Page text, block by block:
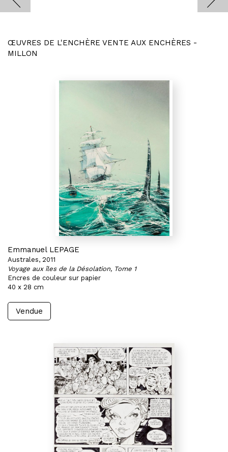
ŒUVRES DE L'ENCHÈRE VENTE AUX ENCHÈRES -
MILLON
Emmanuel LEPAGE
Australes, 2011
Voyage aux îles de la Désolation, Tome 1
Encres de couleur sur papier
40 x 28 cm
Vendue